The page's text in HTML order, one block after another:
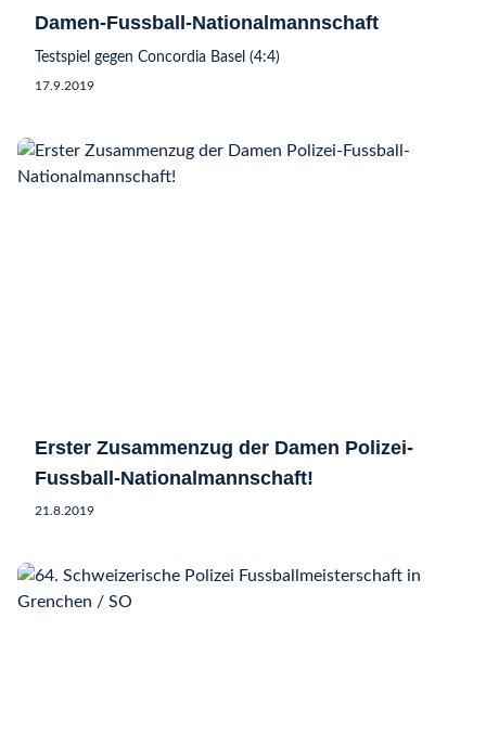
Damen-Fussball-Nationalmannschaft
Testspiel gegen Concordia Basel (4:4)
17.9.2019
Erster Zusammenzug der Damen Polizei-
Fussball-Nationalmannschaft!
21.8.2019